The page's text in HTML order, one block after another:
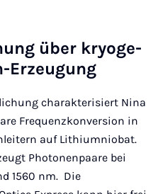
über kryo­ge­
Er­zeu­gung
charakterisiert Nina
Frequenzkonversion in
auf Lithiumniobat.
Photonenpaare bei
1560 nm. Die